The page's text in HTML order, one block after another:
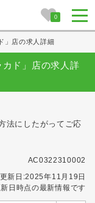
0
」店の求人詳細
ド」店の求人詳
法にしたがってご応
AC0322310002
更新日:2025年11月19日
日時点の最新情報です